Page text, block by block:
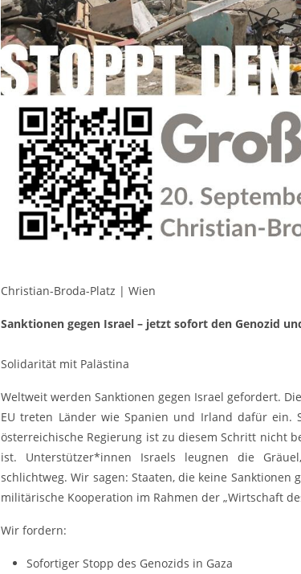
Christian-Broda-Platz | Wien
Sanktionen gegen Israel – jetzt sofort den Genozid
Solidarität mit Palästina
Weltweit werden Sanktionen gegen Israel gefordert.
EU treten Länder wie Spanien und Irland dafür ein.
österreichische Regierung ist zu diesem Schritt nicht
ist. Unterstützer*innen Israels leugnen die
schlichtweg. Wir sagen: Staaten, die keine
militärische Kooperation im Rahmen der „Wirtschaft
Wir fordern:
Sofortiger Stopp des Genozids in Gaza